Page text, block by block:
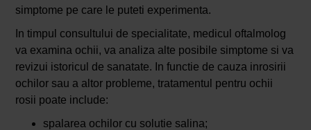
simptome pe care le puteti experimenta.
In timpul consultului de specialitate, medicul oftalmolog
va examina ochii, va analiza alte posibile simptome si va
revizui istoricul de sanatate. In functie de cauza inrosirii
ochilor sau a altor probleme, tratamentul pentru ochii
rosii poate include:
spalarea ochilor cu solutie salina;